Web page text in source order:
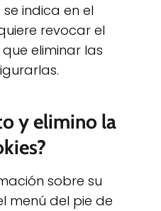
indica en el
revocar el
eliminar las
y elimino la
sobre su
menú del pie de